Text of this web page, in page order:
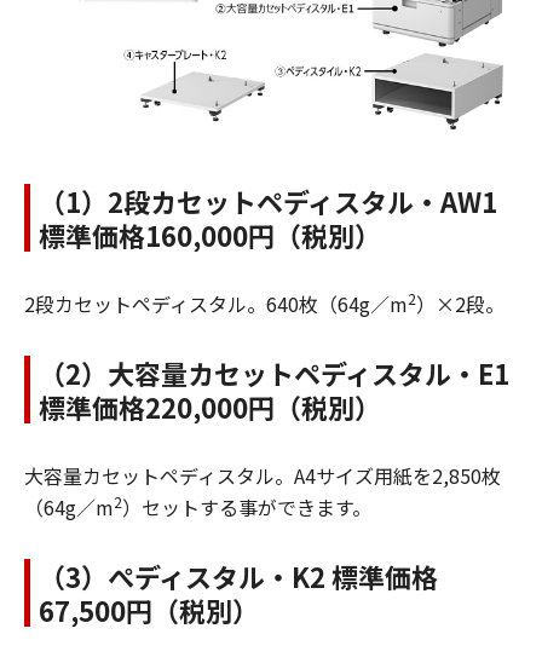
（1）2段カセットペディスタル・AW1
標準価格160,000円（税別）
2段カセットペディスタル。640枚（64g／m2）×2段。
（2）大容量カセットペディスタル・E1
標準価格220,000円（税別）
大容量カセットペディスタル。A4サイズ用紙を2,850枚
（64g／m2）セットする事ができます。
（3）ぺディスタル・K2 標準価格
67,500円（税別）